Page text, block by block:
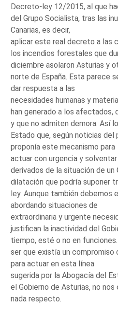
Decreto-ley 12/2015, al que
del Grupo Socialista, tras las
Canarias, es decir,
aplicar este real decreto a las
los incendios forestales que
diciembre asolaron Asturias y
norte de España. Esta parece
dar respuesta a las
necesidades humanas y
han generado a los afectados,
y que no admiten demora. Así
Estado que, según noticias del
proponía este mecanismo para
actuar con urgencia y
derivados de la situación de un
dilatación que podría suponer
ley. Aunque también debemos
abordando situaciones de
extraordinaria y urgente
justifican la inactividad del
tiempo, esté o no en
ser que existía un compromiso
para actuar en esta línea
sugerida por la Abogacía del
el Gobierno de Asturias, no
nada respecto.